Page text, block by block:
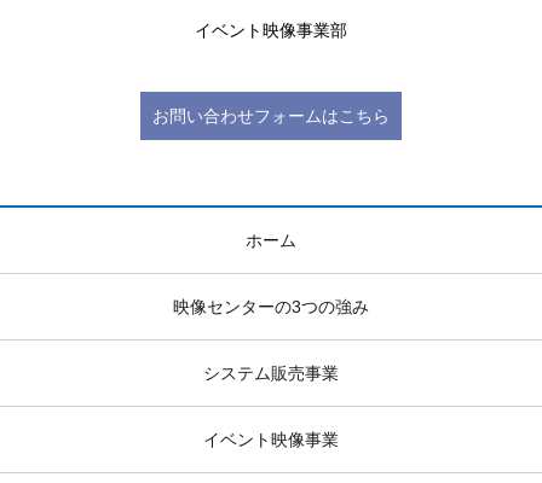
イベント映像事業部
お問い合わせフォームはこちら
ホーム
映像センターの3つの強み
システム販売事業
イベント映像事業